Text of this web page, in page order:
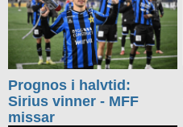
Prognos i halvtid:
Sirius vinner - MFF
missar